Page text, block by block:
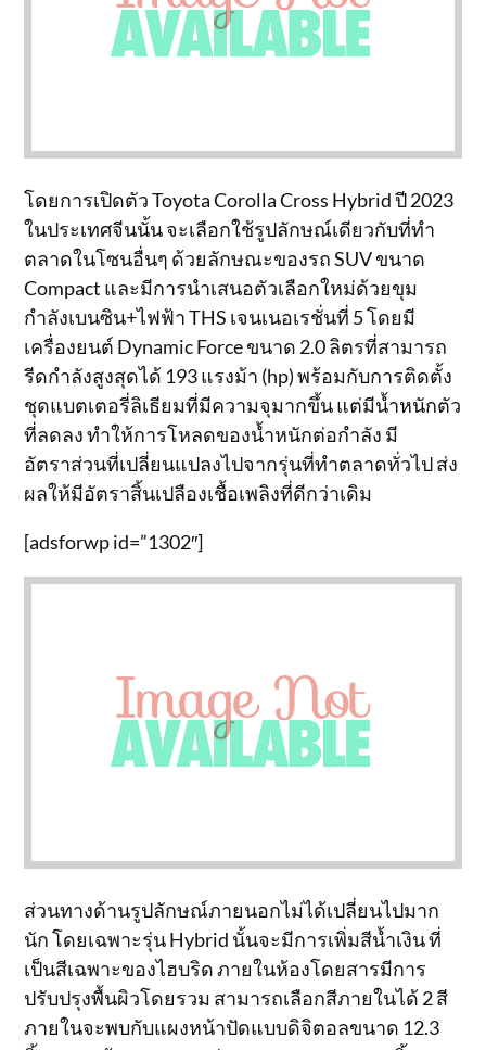
โดยการเปิดตัว Toyota Corolla Cross Hybrid ปี 2023
ในประเทศจีนนั้น จะเลือกใช้รูปลักษณ์เดียวกับที่ทำ
ตลาดในโซนอื่นๆ ด้วยลักษณะของรถ SUV ขนาด
Compact และมีการนำเสนอตัวเลือกใหม่ด้วยขุม
กำลังเบนซิน+ไฟฟ้า THS เจนเนอเรชั่นที่ 5 โดยมี
เครื่องยนต์ Dynamic Force ขนาด 2.0 ลิตรที่สามารถ
รีดกำลังสูงสุดได้ 193 แรงม้า (hp) พร้อมกับการติดตั้ง
ชุดแบตเตอรี่ลิเธียมที่มีความจุมากขึ้น แต่มีน้ำหนักตัว
ที่ลดลง ทำให้การโหลดของน้ำหนักต่อกำลัง มี
อัตราส่วนที่เปลี่ยนแปลงไปจากรุ่นที่ทำตลาดทั่วไป ส่ง
ผลให้มีอัตราสิ้นเปลืองเชื้อเพลิงที่ดีกว่าเดิม
[adsforwp id=”1302″]
ส่วนทางด้านรูปลักษณ์ภายนอกไม่ได้เปลี่ยนไปมาก
นัก โดยเฉพาะรุ่น Hybrid นั้นจะมีการเพิ่มสีน้ำเงิน ที่
เป็นสีเฉพาะของไฮบริด ภายในห้องโดยสารมีการ
ปรับปรุงพื้นผิวโดยรวม สามารถเลือกสีภายในได้ 2 สี
ภายในจะพบกับแผงหน้าปัดแบบดิจิตอลขนาด 12.3